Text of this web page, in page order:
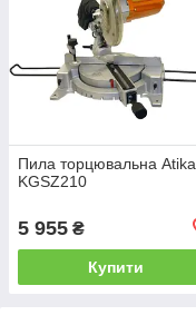
Пила торцювальна Atika
KGSZ210
5 955 ₴
Купити